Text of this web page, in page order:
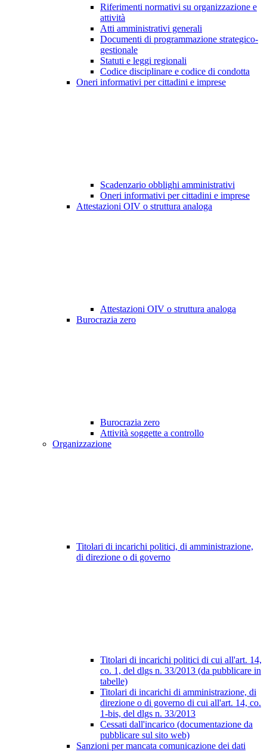
Riferimenti normativi su organizzazione e
attività
Atti amministrativi generali
Documenti di programmazione strategico-
gestionale
Statuti e leggi regionali
Codice disciplinare e codice di condotta
Oneri informativi per cittadini e imprese
Scadenzario obblighi amministrativi
Oneri informativi per cittadini e imprese
Attestazioni OIV o struttura analoga
Attestazioni OIV o struttura analoga
Burocrazia zero
Burocrazia zero
Attività soggette a controllo
Organizzazione
Titolari di incarichi politici, di amministrazione,
di direzione o di governo
Titolari di incarichi politici di cui all'art. 14,
co. 1, del dlgs n. 33/2013 (da pubblicare in
tabelle)
Titolari di incarichi di amministrazione, di
direzione o di governo di cui all'art. 14, co.
1-bis, del dlgs n. 33/2013
Cessati dall'incarico (documentazione da
pubblicare sul sito web)
Sanzioni per mancata comunicazione dei dati